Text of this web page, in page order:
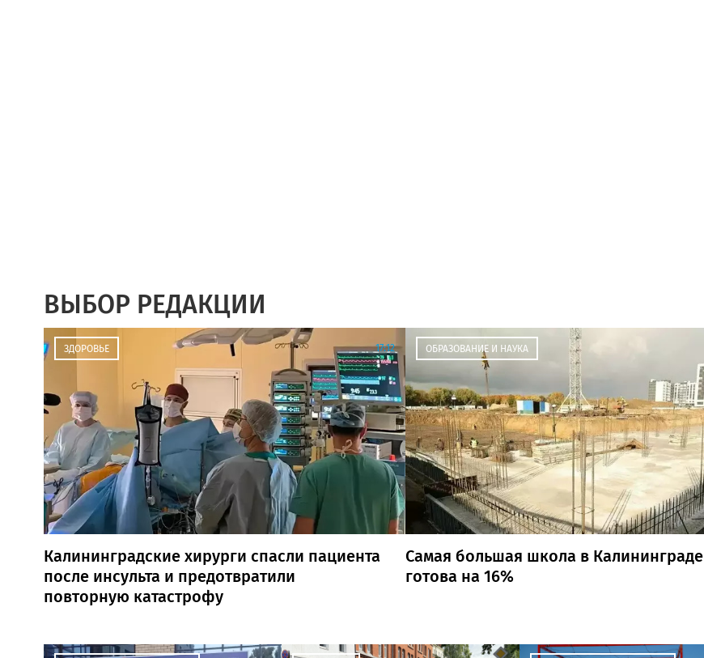
ВЫБОР РЕДАКЦИИ
ЗДОРОВЬЕ 17:12
Калининградские хирурги спасли пациента
после инсульта и предотвратили
повторную катастрофу
ОБРАЗОВАНИЕ И НАУКА
Самая большая школа в Калининграде
готова на 16%